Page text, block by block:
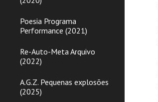
Poesia Programa
Performance (2021)
Re-Auto-Meta Arquivo
(2022)
A.G.Z. Pequenas explosões
(2025)